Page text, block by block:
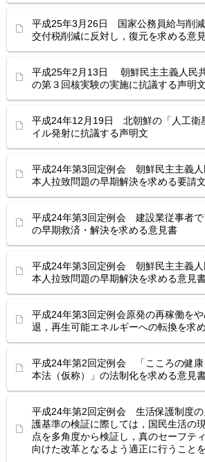
平成25年3月26日 国家公務員給与削
交付税削減に反対し，復元を求める意
平成25年2月13日 朝鮮民主主義人民共
の第３回核実験の実施に抗議する声明文
平成24年12月19日 北朝鮮の「人工衛
イル発射に抗議する声明文
平成24年第3回定例会 朝鮮民主主義人
本人拉致問題の早期解決を求める要請文
平成24年第3回定例会 建設業従事者で
の早期救済・解決を求める意見書
平成24年第3回定例会 朝鮮民主主義人
本人拉致問題の早期解決を求める意見
平成24年第3回定例会原発の再稼働を
退，再生可能エネルギーへの転換を求
平成24年第2回定例会 「こころの健康
本法（仮称）」の法制化を求める意見
平成24年第2回定例会 生活保護制度の
護基準の検証に際しては，国民生活の
点を多角度から検証し，真のセーフテ
向けた改革となるよう適正に行うこと